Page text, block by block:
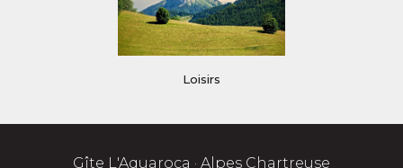
Loisirs
Gîte L'Aquaroca · Alpes Chartreuse